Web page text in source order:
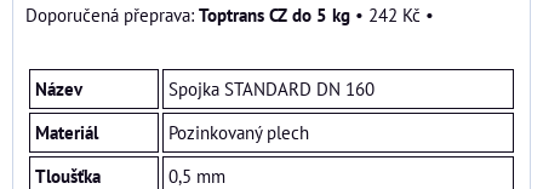
Toptrans CZ do 5 kg • 242 Kč •
Název
Spojka STANDARD DN 160
Materiál
Pozinkovaný plech
Tloušťka
0,5 mm